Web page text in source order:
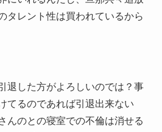
タレント性は買われているから
退した方がよろしいのでは？事
てるのであれば引退出来ない
んのとの寝室での不倫は消せる